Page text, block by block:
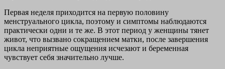
Первая неделя приходится на первую половину
менструального цикла, поэтому и симптомы наблюдаются
практически одни и те же. В этот период у женщины тянет
живот, что вызвано сокращением матки, после завершения
цикла неприятные ощущения исчезают и беременная
чувствует себя значительно лучше.